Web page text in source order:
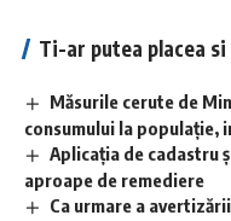
Ti-ar putea placea si
Măsurile cerute de
consumului la populație,
Aplicaţia de cadastru
aproape de remediere
Ca urmare a